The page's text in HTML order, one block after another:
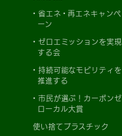
省エネ・再エネキャンペ
ーン
ゼロエミッションを実現
する会
持続可能なモビリティを
推進する
市民が選ぶ！カーボンゼ
ローカル大賞
使い捨てプラスチック